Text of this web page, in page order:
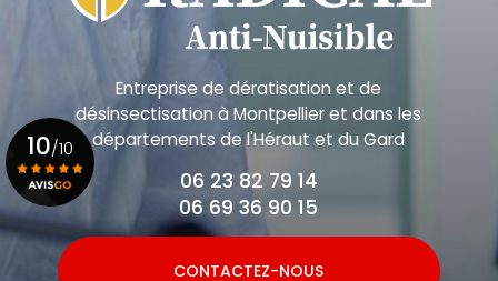
Entreprise de dératisation et de
désinsectisationà Montpellier et dans les
départements de l'Héraut et du Gard
06 23 82 79 14
06 69 36 90 15
CONTACTEZ-NOUS
10/10
Voir le certificat